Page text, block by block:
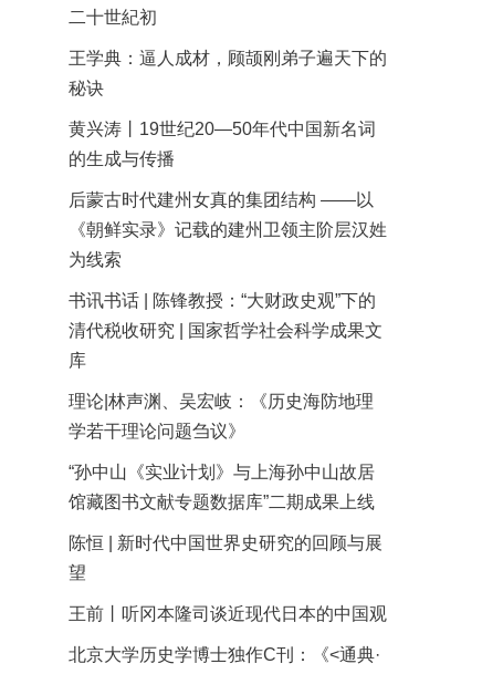
二十世紀初
王学典：逼人成材，顾颉刚弟子遍天下的
秘诀
黄兴涛丨19世纪20—50年代中国新名词
的生成与传播
后蒙古时代建州女真的集团结构 ——以
《朝鲜实录》记载的建州卫领主阶层汉姓
为线索
书讯书话 | 陈锋教授：“大财政史观”下的
清代税收研究 | 国家哲学社会科学成果文
库
理论|林声渊、吴宏岐：《历史海防地理
学若干理论问题刍议》
“孙中山《实业计划》与上海孙中山故居
馆藏图书文献专题数据库”二期成果上线
陈恒 | 新时代中国世界史研究的回顾与展
望
王前丨听冈本隆司谈近现代日本的中国观
北京大学历史学博士独作C刊：《<通典·